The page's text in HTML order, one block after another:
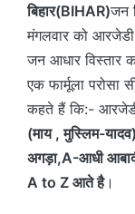
बिहार(BIHAR)जन
मंगलवार को आरजेडी
जन आधार विस्तार
एक फार्मूला परोसा
कहते हैं कि:- आरजेडी
(माय , मुस्लिम-यादव)
अगड़ा,A-आधी
A to Z आते है।